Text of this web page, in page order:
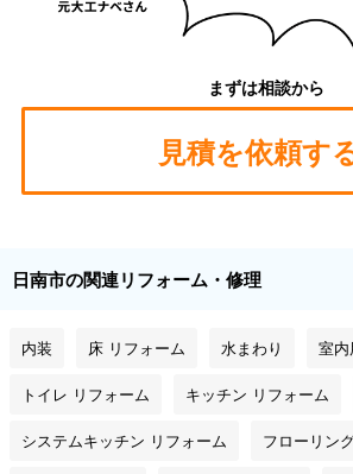
まずは相談から
見積を依頼す
日南市の関連リフォーム・修理
内装 床 リフォーム 水まわり 室
トイレ リフォーム キッチン リフォーム
システムキッチン リフォーム フローリン